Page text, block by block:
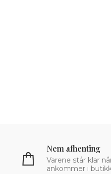
Nem afhenting
Varene står klar
ankommer i